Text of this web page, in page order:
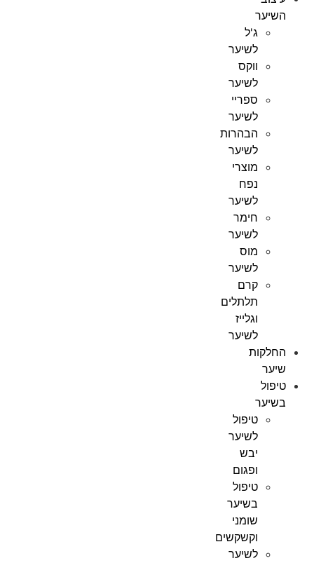
השיער
ג'ל
לשיער
ווקס
לשיער
ספריי
לשיער
הבהרות
לשיער
מוצרי
נפח
לשיער
חימר
לשיער
מוס
לשיער
קרם
תלתלים
וגלייז
לשיער
החלקות
שיער
טיפול
בשיער
טיפול
לשיער
יבש
ופגום
טיפול
בשיער
שומני
וקשקשים
לשיער